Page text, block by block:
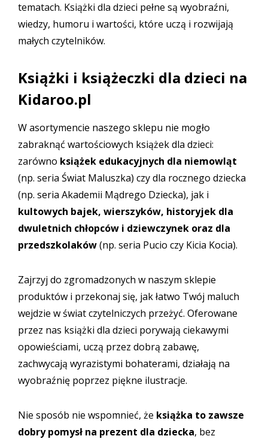
tematach. Książki dla dzieci pełne są wyobraźni,
wiedzy, humoru i wartości, które uczą i rozwijają
małych czytelników.
Książki i książeczki dla dzieci na
Kidaroo.pl
W asortymencie naszego sklepu nie mogło
zabraknąć wartościowych książek dla dzieci:
zarówno książek edukacyjnych dla niemowląt
(np. seria Świat Maluszka) czy dla rocznego dziecka
(np. seria Akademii Mądrego Dziecka), jak i
kultowych bajek, wierszyków, historyjek dla
dwuletnich chłopców i dziewczynek oraz dla
przedszkolaków(np. seria Pucio czy Kicia Kocia).
Zajrzyj do zgromadzonych w naszym sklepie
produktów i przekonaj się, jak łatwo Twój maluch
wejdzie w świat czytelniczych przeżyć. Oferowane
przez nas książki dla dzieci porywają ciekawymi
opowieściami, uczą przez dobrą zabawę,
zachwycają wyrazistymi bohaterami, działają na
wyobraźnię poprzez piękne ilustracje.
Nie sposób nie wspomnieć, że książka to zawsze
dobry pomysł na prezent dla dziecka, bez